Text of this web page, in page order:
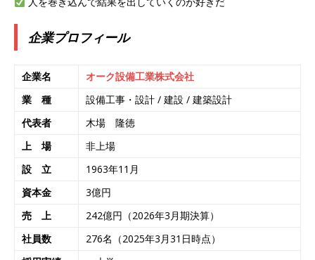
[ 2026年5月14日 ]
除・面接確約!! ｜ 1dayインターンあり 】 東京勤
務限定 ｜ 世界No.1の不動産投資市場東京で投資
住宅販売をリードする企業 ｜ 土地仕入れから物
件販売までを担う ｜ 平均年収809万 ｜ 年間休日
130日・土日祝完全休み ｜ スタンダード上場 ｜
[ 2026年5月14日 ] 【 28卒 ｜ 適性検査合否免
除・面接確約!! ｜ 1dayインターンあり 】東京勤
企業プロフィール
企業名
オーク設備工業株式会社
業 種
設備工事・設計 / 建設 / 建築設計
代表者
木場 隆徳
上 場
非上場
設 立
1963年11月
資本金
3億円
売 上
242億円（2026年3月期決算）
社員数
276名（2025年3月31日時点）